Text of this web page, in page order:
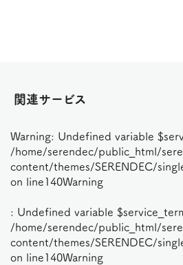
関連サービス
Warning: Undefined variable
/home/serendec/public_html/
content/themes/SERENDEC/
on line140Warning
: Undefined variable
/home/serendec/public_html/
content/themes/SERENDEC/
on line140Warning